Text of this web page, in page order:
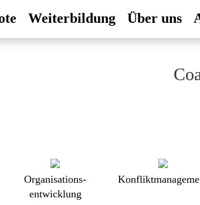
Weiterbildung Über uns
Organisations-
entwicklung